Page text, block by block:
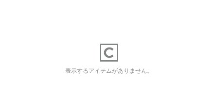
表示するアイテムがありません。